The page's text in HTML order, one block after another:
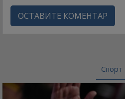
ОСТАВИТЕ КОМЕНТАР
Спорт